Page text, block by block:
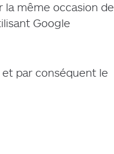
même occasion de
Google
par conséquent le